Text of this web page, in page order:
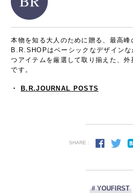
本物を知る大人のために贈る、最高峰
B.R.SHOPはベーシックなデザイン
つアイテムを厳選して取り揃えた、
です。
・ B.R.JOURNAL POSTS
SHARE :
# YOUFIRST